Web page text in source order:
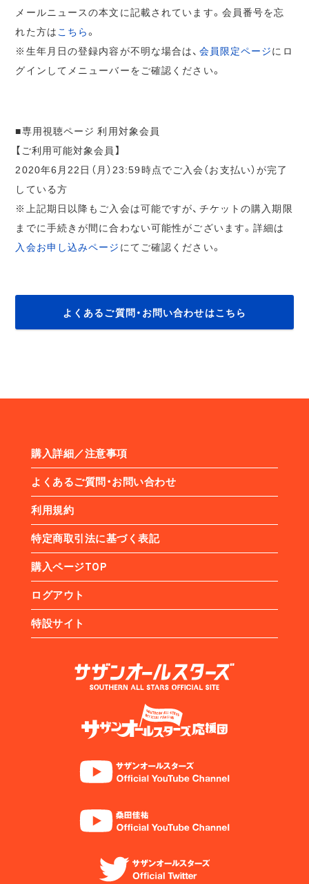
メールニュースの本文に記載されています。会員番号を忘
れた方は こちら。
※生年月日の登録内容が不明な場合は、 会員限定ページにロ
グインしてメニューバーをご確認ください。
■専用視聴ページ 利用対象会員
【ご利用可能対象会員】
2020年6月22日（月）23:59時点でご入会（お支払い）が完了
している方
※上記期日以降もご入会は可能ですが、チケットの購入期限
までに手続きが間に合わない可能性がございます。詳細は
入会お申し込みページ にてご確認ください。
よくあるご質問・お問い合わせはこちら
購入詳細／注意事項
よくあるご質問・お問い合わせ
利用規約
特定商取引法に基づく表記
購入ページTOP
ログアウト
特設サイト